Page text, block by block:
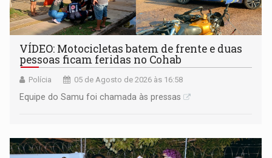
VÍDEO: Motocicletas batem de frente e duas
pessoas ficam feridas no Cohab
Polícia 05 de Agosto de 2026 às 16:58
Equipe do Samu foi chamada às pressas